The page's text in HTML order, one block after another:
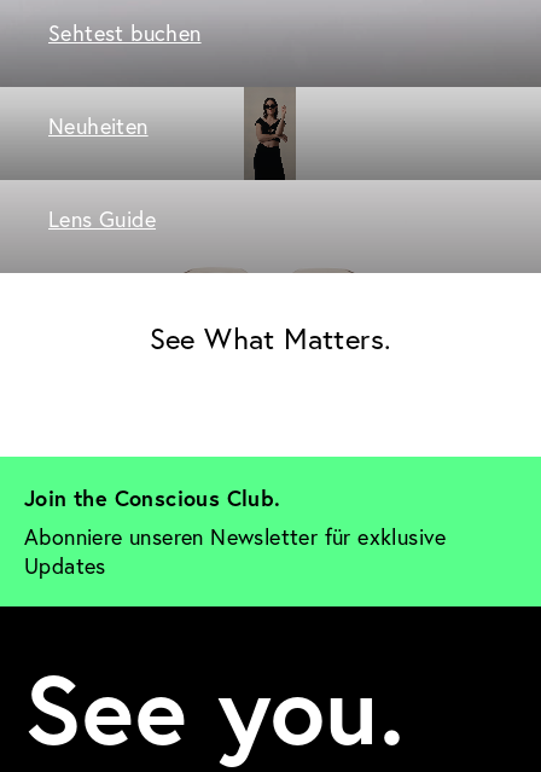
Sehtest buchen
Neuheiten
Lens Guide
See What Matters.
Join the Conscious Club.
Abonniere unseren Newsletter für exklusive
Updates
See you.